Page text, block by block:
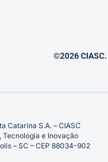
©2026 CIASC.
Catarina S.A. – CIASC
Tecnologia e Inovação
– SC – CEP 88034-902